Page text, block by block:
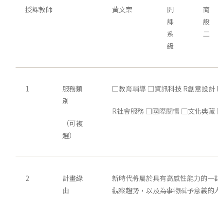
授課教師 黃文宗
開
課
系
級
商
設
二
1
服務類
別
（可複
選）
□教育輔導 □資訊科技 R創意設計
R社會服務 □國際關懷 □文化典
2
計畫緣
由
新時代將屬於具有高感性能力的一
觀察趨勢，以及為事物賦予意義